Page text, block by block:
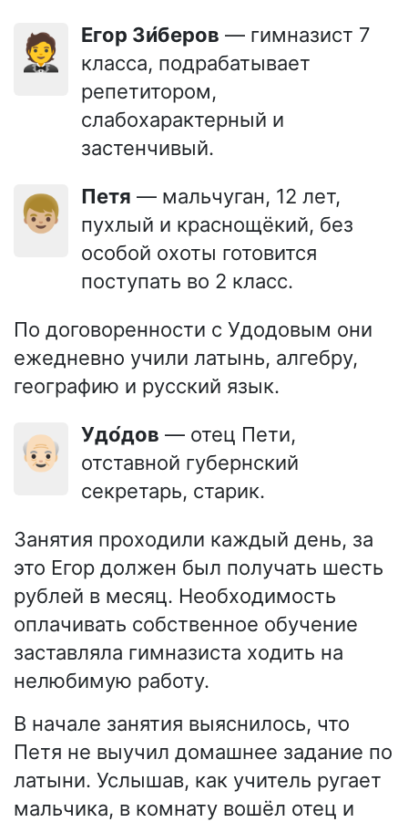
🤵 Егор Зи́беров — гимназист 7
класса, подрабатывает
репетитором,
слабохарактерный и
застенчивый.
👦🏼 Петя — мальчуган, 12 лет,
пухлый и краснощёкий, без
особой охоты готовится
поступать во 2 класс.
По договоренности с Удодовым они
ежедневно учили латынь, алгебру,
географию и русский язык.
👴🏻 Удо́дов — отец Пети,
отставной губернский
секретарь, старик.
Занятия проходили каждый день, за
это Егор должен был получать шесть
рублей в месяц. Необходимость
оплачивать собственное обучение
заставляла гимназиста ходить на
нелюбимую работу.
В начале занятия выяснилось, что
Петя не выучил домашнее задание по
латыни. Услышав, как учитель ругает
мальчика, в комнату вошёл отец и